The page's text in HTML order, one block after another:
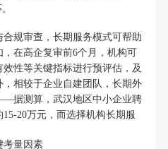
规审查，长期服务模式可帮助
在高企复审前6个月，机构可
性等关键指标进行预评估，及
相较于企业自建团队，长期外
据测算，武汉地区中小企业聘
20万元，而选择机构长期服
考量因素